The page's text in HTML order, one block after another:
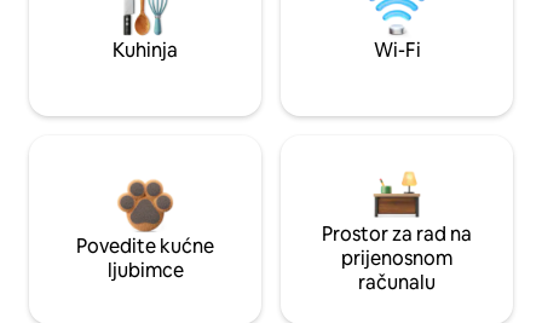
Kuhinja Wi-Fi
Povedite kućne
ljubimce
Prostor za rad na
prijenosnom
računalu